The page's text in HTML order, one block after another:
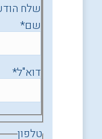
שלח
שם*
דוא"ל*
טלפון